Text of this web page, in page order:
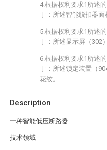
Description
一种智能低压断路器
技术领域
4.根据权利要求1所述
于：所述智能脱扣器面
5.根据权利要求1所述
于：所述显示屏（302
6.根据权利要求1所述
于：所述锁定装置（
花纹。